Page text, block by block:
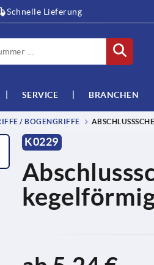
Schnelle Lieferung
SERVICE BRANCHEN
/ BOGENGRIFFE
K0229